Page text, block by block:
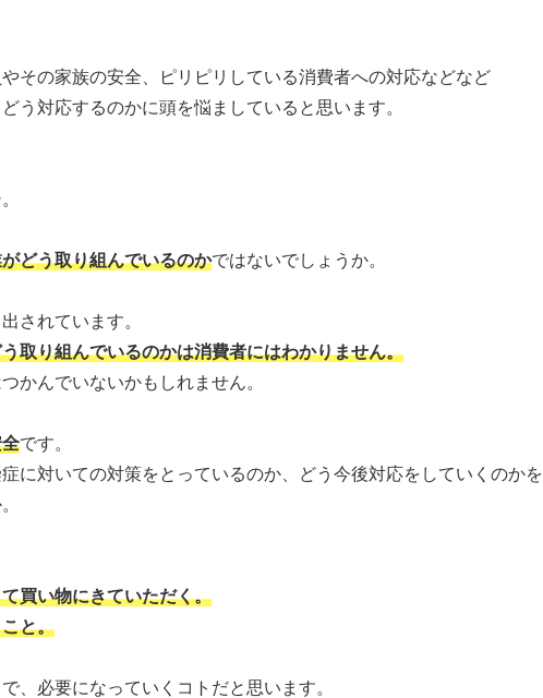
その家族の安全、ピリピリしている消費者への対応などなど
う対応するのかに頭を悩ましていると思います。
どう取り組んでいるのかではないでしょうか。
されています。
取り組んでいるのかは消費者にはわかりません。
かんでいないかもしれません。
です。
に対いての対策をとっているのか、どう今後対応をしていくのかを
買い物にきていただく。
と。
、必要になっていくコトだと思います。